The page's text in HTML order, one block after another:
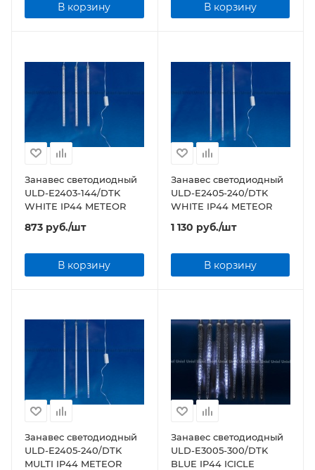
В корзину В корзину
Занавес светодиодный
ULD-E2403-144/DTK
WHITE IP44 METEOR
873 руб./шт
В корзину
Занавес светодиодный
ULD-E2405-240/DTK
WHITE IP44 METEOR
1 130 руб./шт
В корзину
Занавес светодиодный
ULD-E2405-240/DTK
MULTI IP44 METEOR
Занавес светодиодный
ULD-E3005-300/DTK
BLUE IP44 ICICLE